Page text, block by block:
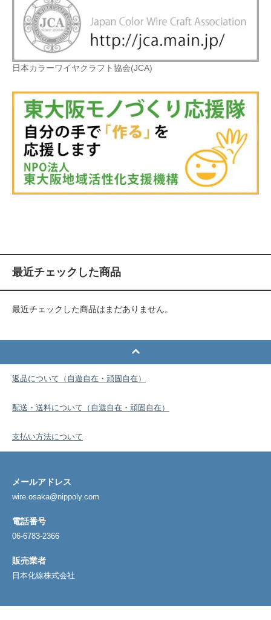
日本カラーワイヤクラフト協会(JCA)
最近チェックした商品
最近チェックした商品はまだありません。
返品について（自遊自在・頑固自在）
配送・送料について（自遊自在・頑固自在）
支払い方法について
メールアドレス
wire.osaka@nippoly.com
電話番号
06-6783-2366
販売業者
日本化線株式会社